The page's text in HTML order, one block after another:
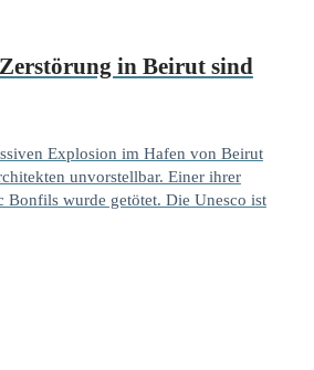
in Beirut sind
Explosion im Hafen von Beirut
unvorstellbar. Einer ihrer
Bonfils wurde getötet. Die Unesco ist